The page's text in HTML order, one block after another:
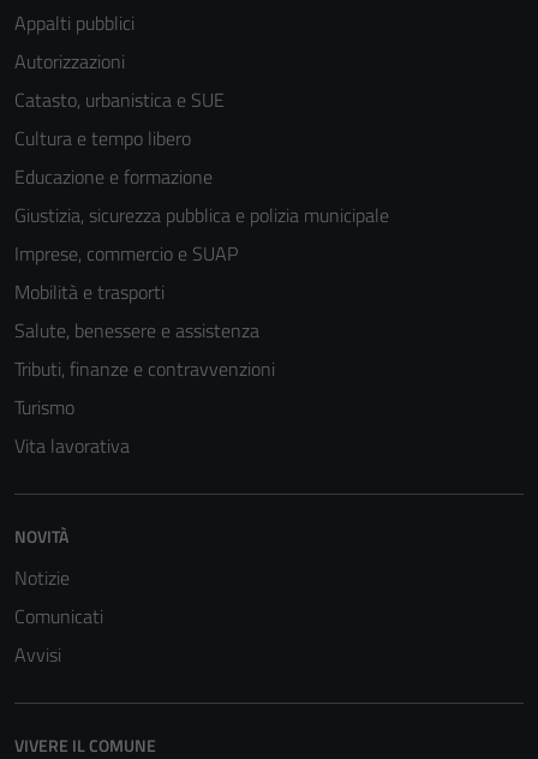
Appalti pubblici
Autorizzazioni
Catasto, urbanistica e SUE
Cultura e tempo libero
Educazione e formazione
Giustizia, sicurezza pubblica e polizia municipale
Imprese, commercio e SUAP
Mobilità e trasporti
Salute, benessere e assistenza
Tributi, finanze e contravvenzioni
Turismo
Vita lavorativa
NOVITÀ
Notizie
Comunicati
Avvisi
VIVERE IL COMUNE